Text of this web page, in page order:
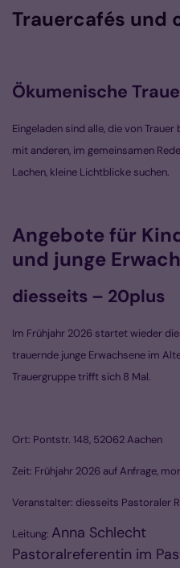
Trauercafés und
Ökumenische
Eingeladen sind alle, die von
mit anderen, im gemeinsamen
Lachen, kleine Lichtblicke suchen.
Angebote für
und junge
diesseits – 20plus
Im Frühjahr 2026 startet wieder
trauernde junge Erwachsene im
Trauergruppe trifft sich 8 Mal.
Ort: Pontstr. 148, 52062 Aachen
Zeit: Frühjahr 2026 auf Anfrage,
Veranstalter: diesseits Pastoraler
Leitung: Anna Schlecht
Pastoralreferentin im